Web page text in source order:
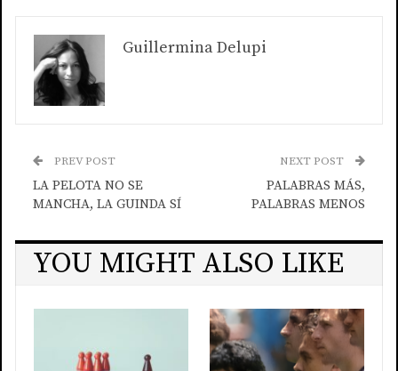
Guillermina Delupi
PREV POST
LA PELOTA NO SE
MANCHA, LA GUINDA SÍ
NEXT POST
PALABRAS MÁS,
PALABRAS MENOS
YOU MIGHT ALSO LIKE